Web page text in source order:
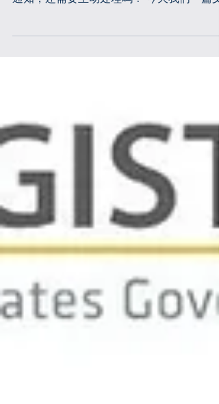
交？应该什么时候交？去哪里交？如果没收
章给大家讲清楚。 什么是庇护年费？ 2025
申请时一次性交完的申请费，只要庇护申请
一年仍未审结，申请人就要缴纳；之后案件
多等待一年，还要再交一次。 该费用最初定
为100美元，并会根据通货膨胀逐年调整。目
前2026财年费用为102美元，而且一般不能申
请费用减免或降低。 现在到底要交吗？ 答案
是：仍然要交。 7月21日，马萨诸塞州联邦地
区法院发布紧急命令，暂时叫停USCIS因未缴
纳年度庇护费而采取的部分处罚措施，并没
USCIS继续收取年度庇护费。 相关案件：
Venezuelan Association of Massachusetts v.
USCIS案号：No. 1:26-cv-13038 法